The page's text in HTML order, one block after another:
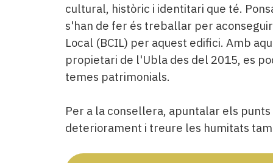
cultural, històric i identitari que té.
s'han de fer és treballar per
Local (BCIL) per aquest edifici. Amb
propietari de l'Ubla des del 2015, es
temes patrimonials.
Per a la consellera, apuntalar els
deteriorament i treure les humitats